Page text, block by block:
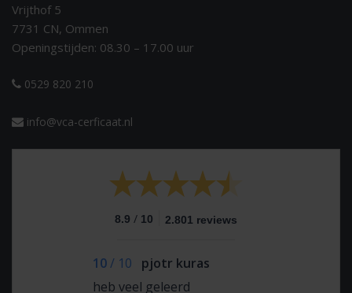
Vrijthof 5
7731 CN, Ommen
Openingstijden: 08.30 – 17.00 uur
0529 820 210
info@vca-cerficaat.nl
8.9 / 10 2.801 reviews
10/ 10
pjotr kuras
heb veel geleerd